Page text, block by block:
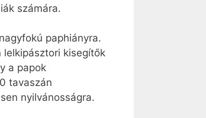
számára.
paphiányra.
lelkipásztori kisegítők
a papok
tavaszán
nyilvánosságra.